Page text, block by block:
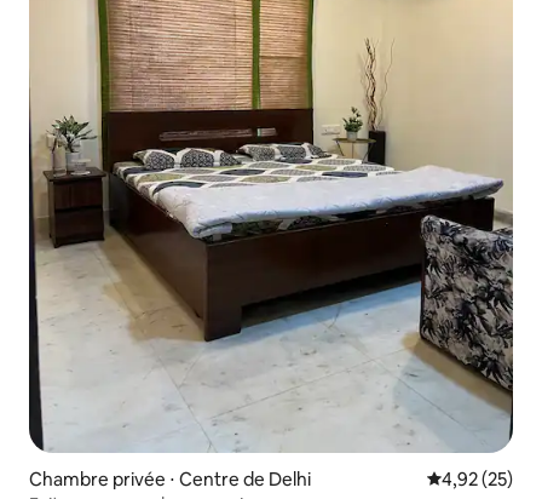
Chambre privée ⋅ Centre de Delhi Évaluation
4,92 (25)